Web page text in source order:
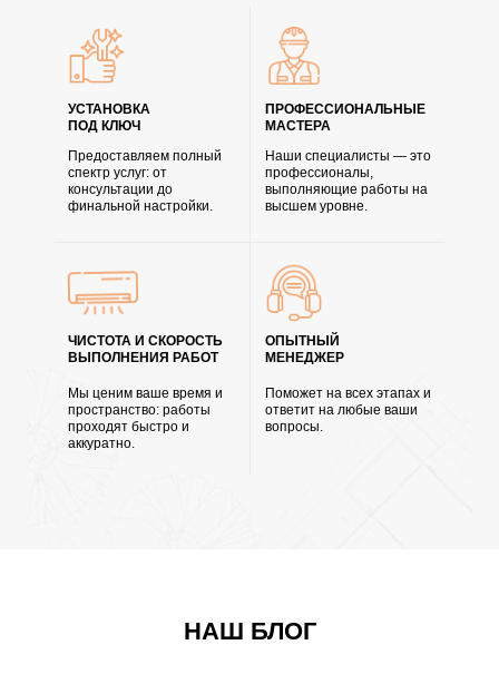
УСТАНОВКА
ПОД КЛЮЧ
ПРОФЕССИОНАЛЬНЫЕ
МАСТЕРА
ОПЫТНЫЙ
МЕНЕДЖЕР
ЧИСТОТА И СКОРОСТЬ
ВЫПОЛНЕНИЯ РАБОТ
Предоставляем полный
спектр услуг: от
консультации до
финальной настройки.
Наши специалисты — это
профессионалы,
выполняющие работы на
высшем уровне.
Мы ценим ваше время и
пространство: работы
проходят быстро и
аккуратно.
Поможет на всех этапах и
ответит на любые ваши
вопросы.
НАШ БЛОГ